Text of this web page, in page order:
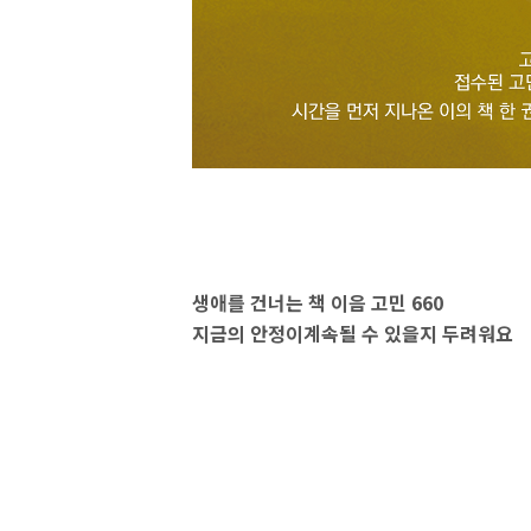
생애를 건너는 책 이음 고민 660
지금의 안정이계속될 수 있을지 두려워요